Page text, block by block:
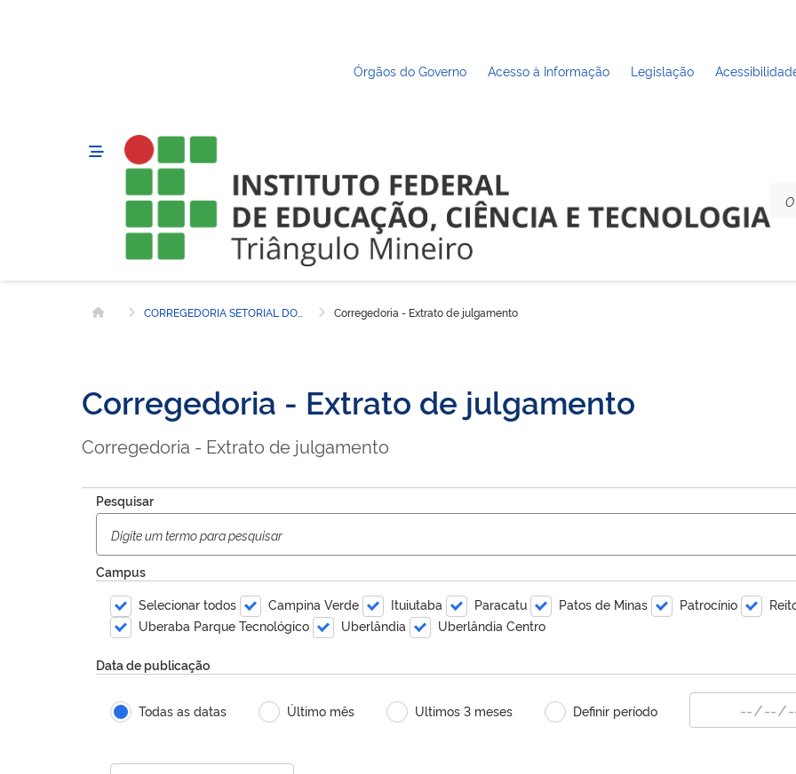
Órgãos do Governo Acesso à Informação Legislação
Página inicial Corregedoria - Extrato de julgamento
Corregedoria - Extrato de julgamento
Corregedoria - Extrato de julgamento
Pesquisar
Campus
Selecionar todos
Campina Verde Ituiutaba Paracatu Patos de Minas Patrocínio
Uberaba Parque Tecnológico
Uberlândia Uberlândia Centro
Data de publicação
Todas as datas Último mês Ultimos 3 meses Definir período